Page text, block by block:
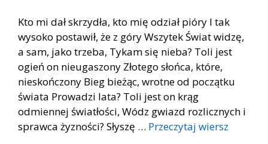
Kto mi dał skrzydła, kto mię odział pióry I tak
wysoko postawił, że z góry Wszytek Świat widzę,
a sam, jako trzeba, Tykam się nieba? Toli jest
ogień on nieugaszony Złotego słońca, które,
nieskończony Bieg bieżąc, wrotne od początku
świata Prowadzi lata? Toli jest on krąg
odmiennej światłości, Wódz gwiazd rozlicznych i
sprawca żyzności? Słyszę … Przeczytaj wiersz